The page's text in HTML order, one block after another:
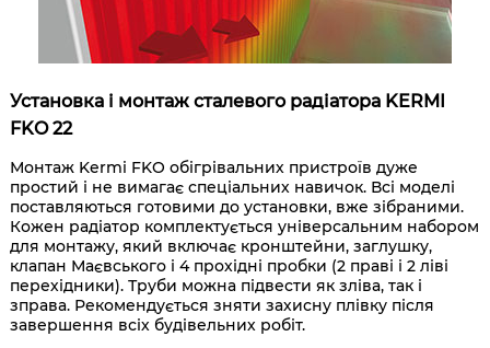
Установка і монтаж сталевого радіатора KERMI
FKO 22
Монтаж Kermi FKO обігрівальних пристроїв дуже
простий і не вимагає спеціальних навичок. Всі моделі
поставляються готовими до установки, вже зібраними.
Кожен радіатор комплектується універсальним набором
для монтажу, який включає кронштейни, заглушку,
клапан Маєвського і 4 прохідні пробки (2 праві і 2 ліві
перехідники). Труби можна підвести як зліва, так і
зправа. Рекомендується зняти захисну плівку після
завершення всіх будівельних робіт.